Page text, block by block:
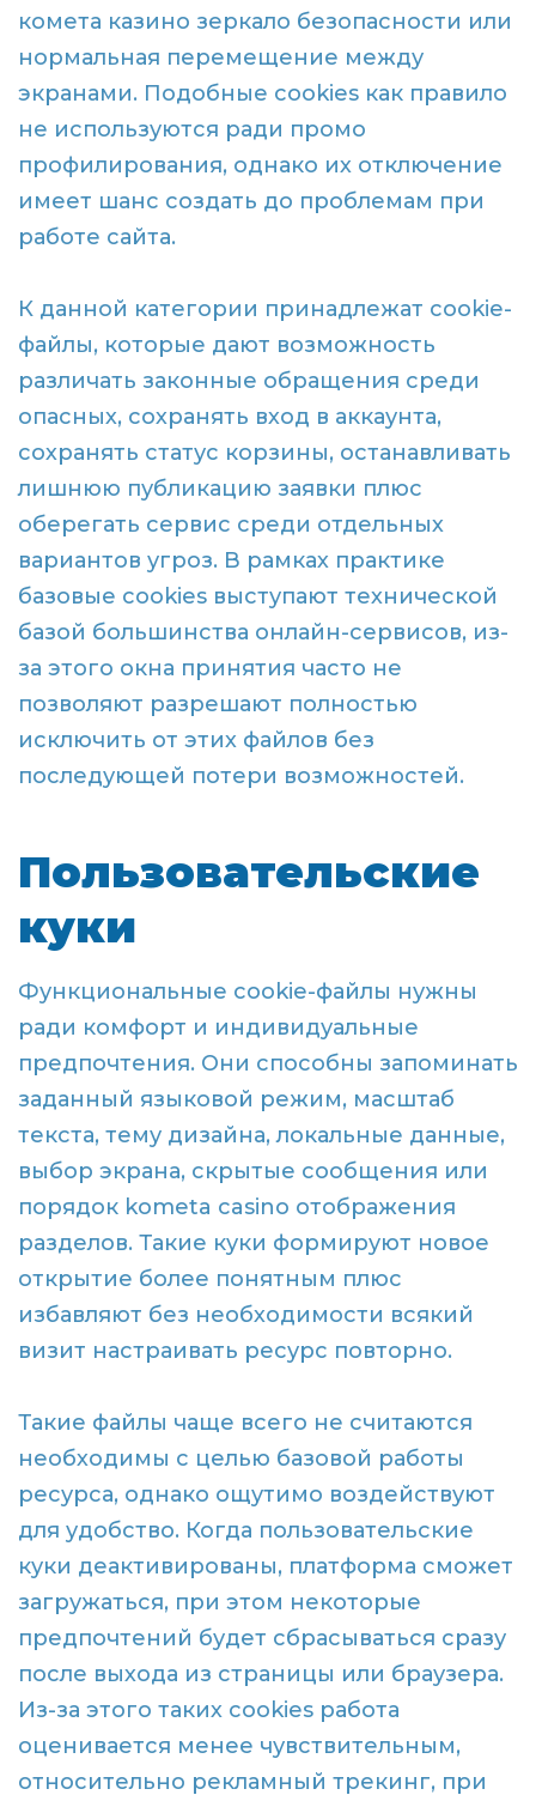
комета казино зеркало безопасности или
нормальная перемещение между
экранами. Подобные cookies как правило
не используются ради промо
профилирования, однако их отключение
имеет шанс создать до проблемам при
работе сайта.
К данной категории принадлежат cookie-
файлы, которые дают возможность
различать законные обращения среди
опасных, сохранять вход в аккаунта,
сохранять статус корзины, останавливать
лишнюю публикацию заявки плюс
оберегать сервис среди отдельных
вариантов угроз. В рамках практике
базовые cookies выступают технической
базой большинства онлайн-сервисов, из-
за этого окна принятия часто не
позволяют разрешают полностью
исключить от этих файлов без
последующей потери возможностей.
Пользовательские
куки
Функциональные cookie-файлы нужны
ради комфорт и индивидуальные
предпочтения. Они способны запоминать
заданный языковой режим, масштаб
текста, тему дизайна, локальные данные,
выбор экрана, скрытые сообщения или
порядок kometa casino отображения
разделов. Такие куки формируют новое
открытие более понятным плюс
избавляют без необходимости всякий
визит настраивать ресурс повторно.
Такие файлы чаще всего не считаются
необходимы с целью базовой работы
ресурса, однако ощутимо воздействуют
для удобство. Когда пользовательские
куки деактивированы, платформа сможет
загружаться, при этом некоторые
предпочтений будет сбрасываться сразу
после выхода из страницы или браузера.
Из-за этого таких cookies работа
оценивается менее чувствительным,
относительно рекламный трекинг, при